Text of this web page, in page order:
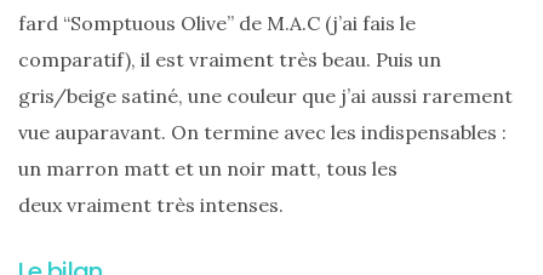
Conseils
Découvertes
fard “Somptuous Olive” de M.A.C (j’ai fais le
comparatif), il est vraiment très beau. Puis un
gris/beige satiné, une couleur que j’ai aussi rarement
vue auparavant. On termine avec les indispensables :
un marron matt et un noir matt, tous les
deux vraiment très intenses.